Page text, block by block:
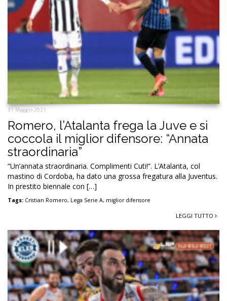
31 Maggio 2021
Romero, l’Atalanta frega la Juve e si
coccola il miglior difensore: “Annata
straordinaria”
“Un’annata straordinaria. Complimenti Cuti!”. L’Atalanta, col
mastino di Cordoba, ha dato una grossa fregatura alla Juventus.
In prestito biennale con […]
Tags: Cristian Romero, Lega Serie A, miglior difensore
LEGGI TUTTO